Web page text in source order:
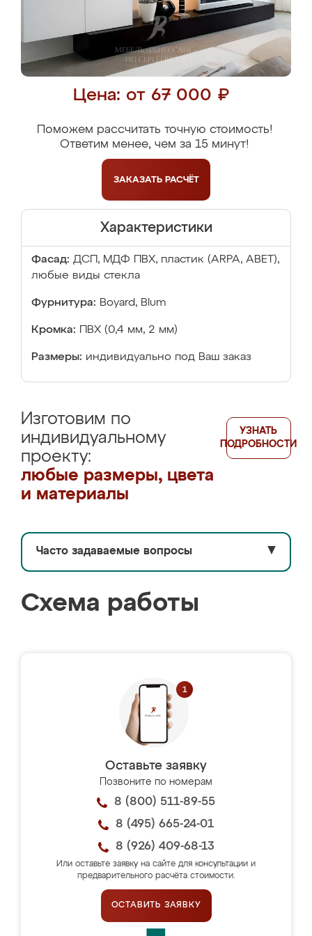
Цена: от 67 000 ₽
Поможем рассчитать точную стоимость!
Ответим менее, чем за 15 минут!
ЗАКАЗАТЬ РАСЧЁТ
Характеристики
Фасад: ДСП, МДФ ПВХ, пластик (ARPA, ABET),
любые виды стекла
Фурнитура: Boyard, Blum
Кромка: ПВХ (0,4 мм, 2 мм)
Размеры: индивидуально под Ваш заказ
Изготовим по
индивидуальному
проекту:
любые размеры, цвета
и материалы
УЗНАТЬ
ПОДРОБНОСТИ
Часто задаваемые вопросы ▼
Схема работы
Оставьте заявку
Позвоните по номерам
8 (800) 511-89-55
8 (495) 665-24-01
8 (926) 409-68-13
Или оставьте заявку на сайте для консультации и
предварительного расчёта стоимости.
ОСТАВИТЬ ЗАЯВКУ